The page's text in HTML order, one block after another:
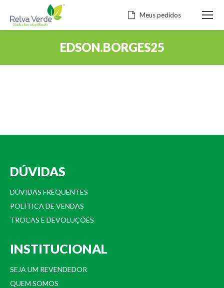
Meus pedidos
EDSON.BORGES25
DÚVIDAS
DÚVIDAS FREQUENTES
POLÍTICA DE VENDAS
TROCAS E DEVOLUÇÕES
INSTITUCIONAL
SEJA UM REVENDEDOR
QUEM SOMOS